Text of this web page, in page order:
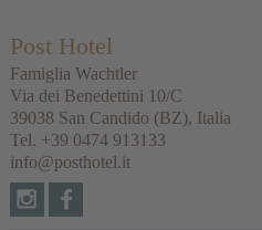
Post Hotel
Famiglia Wachtler
Via dei Benedettini 10/C
39038 San Candido (BZ), Italia
Tel. +39 0474 913133
info@posthotel.it